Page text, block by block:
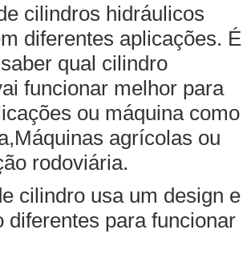
cilindros hidráulicos
diferentes aplicações. É
qual cilindro
funcionar melhor para
ou máquina como
agrícolas ou
rodoviária.
cilindro usa um design e
diferentes para funcionar